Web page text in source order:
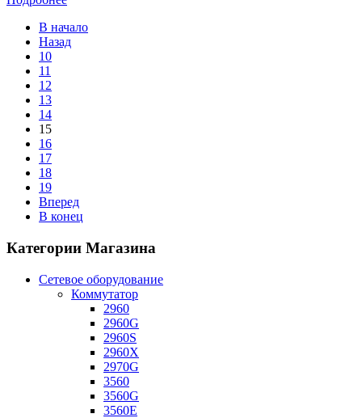
В начало
Назад
10
11
12
13
14
15
16
17
18
19
Вперед
В конец
Категории Магазина
Сетевое оборудование
Коммутатор
2960
2960G
2960S
2960X
2970G
3560
3560G
3560E